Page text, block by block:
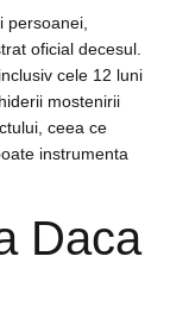
persoanei,
oficial decesul.
cele 12 luni
mostenirii
ceea ce
instrumenta
Daca